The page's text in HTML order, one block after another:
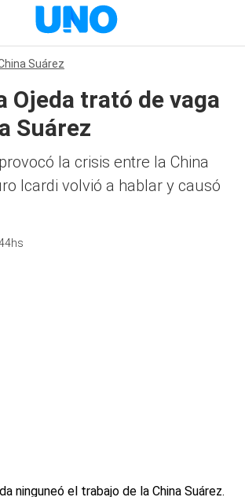
Suárez
Ojeda trató de vaga
Suárez
la crisis entre la China
Icardi volvió a hablar y causó